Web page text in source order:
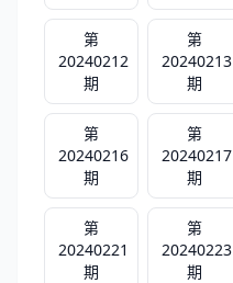
第
20240212
期
第
20240213
期
第
20240216
期
第
20240217
期
第
20240221
期
第
20240223
期